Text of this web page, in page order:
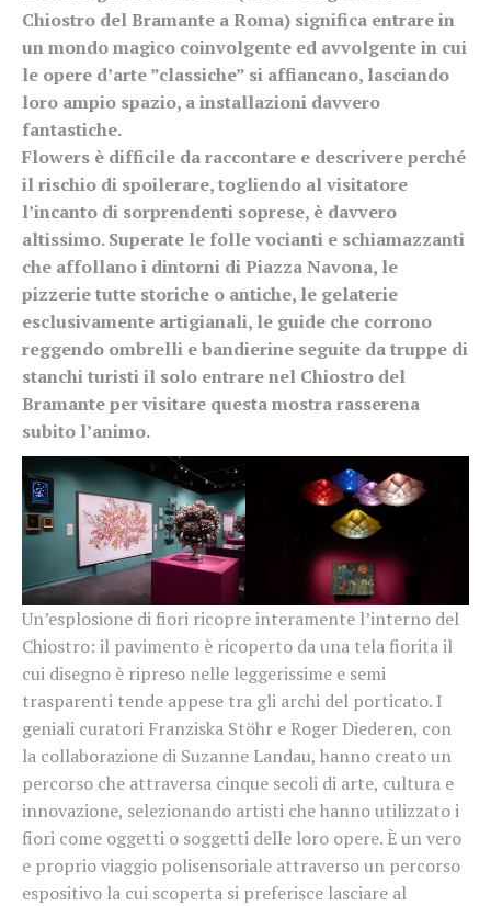
Chiostro del Bramante a Roma) significa entrare in
un mondo magico coinvolgente ed avvolgente in cui
le opere d’arte ”classiche” si affiancano, lasciando
loro ampio spazio, a installazioni davvero
fantastiche.
Flowers è difficile da raccontare e descrivere perché
il rischio di spoilerare, togliendo al visitatore
l’incanto di sorprendenti soprese, è davvero
altissimo. Superate le folle vocianti e schiamazzanti
che affollano i dintorni di Piazza Navona, le
pizzerie tutte storiche o antiche, le gelaterie
esclusivamente artigianali, le guide che corrono
reggendo ombrelli e bandierine seguite da truppe di
stanchi turisti il solo entrare nel Chiostro del
Bramante per visitare questa mostra rasserena
subito l’animo.
Un’esplosione di fiori ricopre interamente l’interno del
Chiostro: il pavimento è ricoperto da una tela fiorita il
cui disegno è ripreso nelle leggerissime e semi
trasparenti tende appese tra gli archi del porticato. I
geniali curatori Franziska Stöhr e Roger Diederen, con
la collaborazione di Suzanne Landau, hanno creato un
percorso che attraversa cinque secoli di arte, cultura e
innovazione, selezionando artisti che hanno utilizzato i
fiori come oggetti o soggetti delle loro opere. È un vero
e proprio viaggio polisensoriale attraverso un percorso
espositivo la cui scoperta si preferisce lasciare al